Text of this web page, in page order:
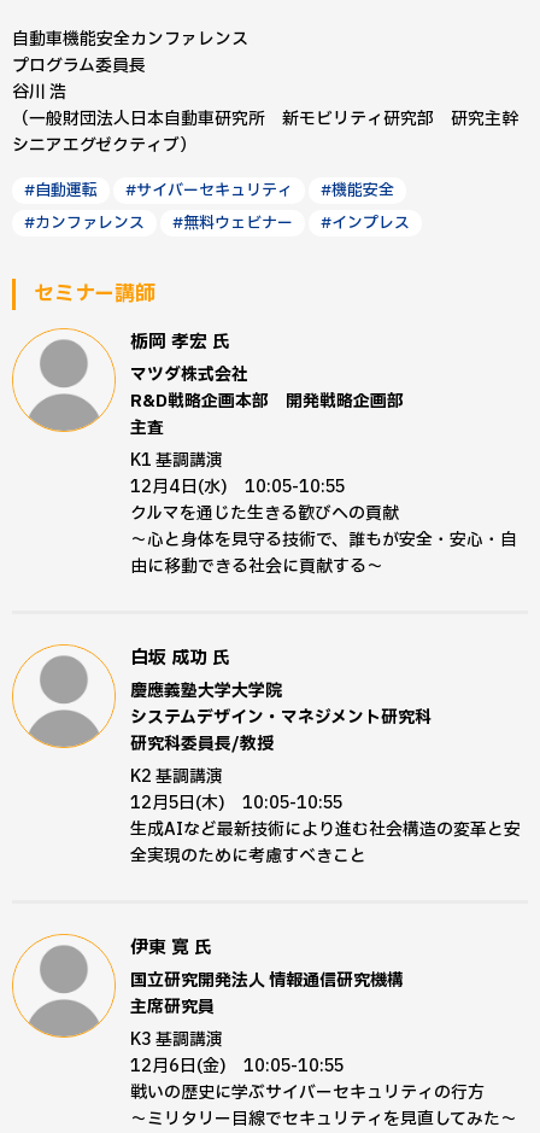
自動車機能安全カンファレンス
プログラム委員長
谷川 浩
（一般財団法人日本自動車研究所 新モビリティ研究部 研究主幹
シニアエグゼクティブ）
#自動運転 #サイバーセキュリティ
#機能安全
#カンファレンス
#無料ウェビナー #インプレス
セミナー講師
栃岡 孝宏 氏
マツダ株式会社
R&D戦略企画本部 開発戦略企画部
主査
K1 基調講演
12月4日(水) 10:05-10:55
クルマを通じた生きる歓びへの貢献
～心と身体を見守る技術で、誰もが安全・安心・自
由に移動できる社会に貢献する～
白坂 成功 氏
慶應義塾大学大学院
システムデザイン・マネジメント研究科
研究科委員長/教授
K2 基調講演
12月5日(木) 10:05-10:55
生成AIなど最新技術により進む社会構造の変革と安
全実現のために考慮すべきこと
伊東 寛 氏
国立研究開発法人 情報通信研究機構
主席研究員
K3 基調講演
12月6日(金) 10:05-10:55
戦いの歴史に学ぶサイバーセキュリティの行方
～ミリタリー目線でセキュリティを見直してみた～